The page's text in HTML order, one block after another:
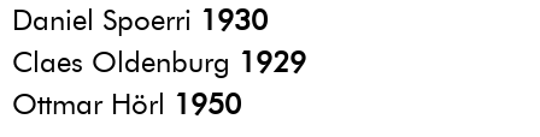
Daniel Spoerri 1930
Claes Oldenburg 1929
Ottmar Hörl 1950